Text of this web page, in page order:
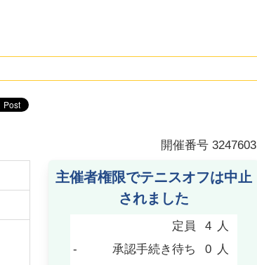
開催番号 3247603
主催者権限でテニスオフは中止
されました
定員 4 人
-
承認手続き待ち 0 人